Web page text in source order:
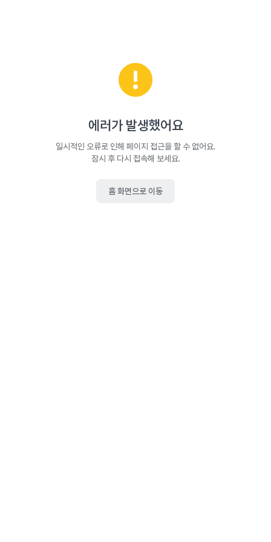
에러가 발생했어요
일시적인 오류로 인해 페이지 접근을 할 수 없어요.
잠시 후 다시 접속해 보세요.
홈 화면으로 이동